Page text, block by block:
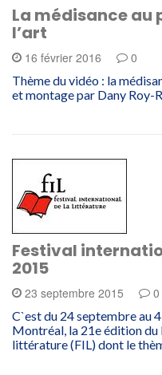
La médisance au
l’art
16 février 2016 0
Thème du vidéo : la
et montage par Dany Roy-
Festival
2015
23 septembre 2015 0
C`est du 24 septembre au
Montréal, la 21e édition
littérature (FIL) dont le